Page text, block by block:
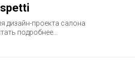
дизайн-проекта салона
подробнее...